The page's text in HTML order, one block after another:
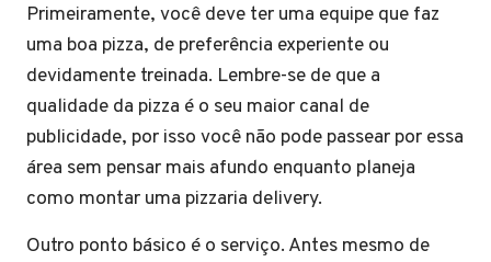
Primeiramente, você deve ter uma equipe que faz
uma boa pizza, de preferência experiente ou
devidamente treinada. Lembre-se de que a
qualidade da pizza é o seu maior canal de
publicidade, por isso você não pode passear por essa
área sem pensar mais afundo enquanto planeja
como montar uma pizzaria delivery.
Outro ponto básico é o serviço. Antes mesmo de